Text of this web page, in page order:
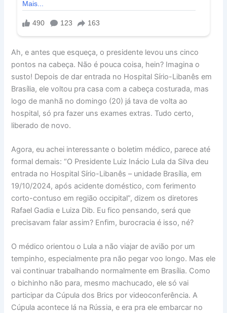
Ah, e antes que esqueça, o presidente levou uns cinco
pontos na cabeça. Não é pouca coisa, hein? Imagina o
susto! Depois de dar entrada no Hospital Sírio-Libanês em
Brasília, ele voltou pra casa com a cabeça costurada, mas
logo de manhã no domingo (20) já tava de volta ao
hospital, só pra fazer uns exames extras. Tudo certo,
liberado de novo.
Agora, eu achei interessante o boletim médico, parece até
formal demais: “O Presidente Luiz Inácio Lula da Silva deu
entrada no Hospital Sírio-Libanês – unidade Brasília, em
19/10/2024, após acidente doméstico, com ferimento
corto-contuso em região occipital”, dizem os diretores
Rafael Gadia e Luiza Dib. Eu fico pensando, será que
precisavam falar assim? Enfim, burocracia é isso, né?
O médico orientou o Lula a não viajar de avião por um
tempinho, especialmente pra não pegar voo longo. Mas ele
vai continuar trabalhando normalmente em Brasília. Como
o bichinho não para, mesmo machucado, ele só vai
participar da Cúpula dos Brics por videoconferência. A
Cúpula acontece lá na Rússia, e era pra ele embarcar no